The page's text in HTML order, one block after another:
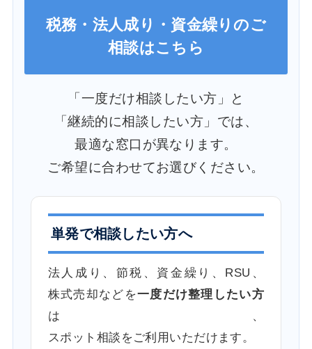
税務・法人成り・資金繰りのご
相談はこちら
「一度だけ相談したい方」と
「継続的に相談したい方」では、
最適な窓口が異なります。
ご希望に合わせてお選びください。
単発で相談したい方へ
法人成り、節税、資金繰り、RSU、
株式売却などを一度だけ整理したい方
は、
スポット相談をご利用いただけます。